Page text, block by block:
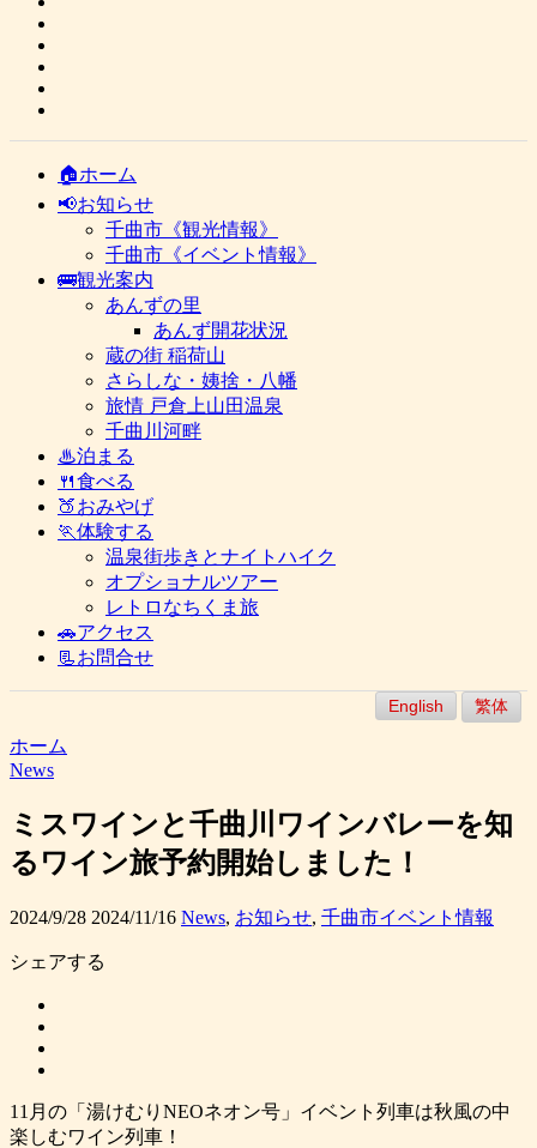
🏠ホーム
📢お知らせ
千曲市《観光情報》
千曲市《イベント情報》
🚌観光案内
あんずの里
あんず開花状況
蔵の街 稲荷山
さらしな・姨捨・八幡
旅情 戸倉上山田温泉
千曲川河畔
♨泊まる
🍴食べる
🍑おみやげ
🏃体験する
温泉街歩きとナイトハイク
オプショナルツアー
レトロなちくま旅
🚗アクセス
📃お問合せ
English 繁体
ホーム
News
ミスワインと千曲川ワインバレーを知
るワイン旅予約開始しました！
2024/9/28 2024/11/16 News, お知らせ, 千曲市イベント情報
シェアする
11月の「湯けむりNEOネオン号」イベント列車は秋風の中
楽しむワイン列車！